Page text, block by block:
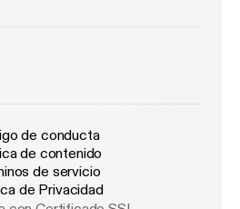
de conducta
de contenido
de servicio
de Privacidad